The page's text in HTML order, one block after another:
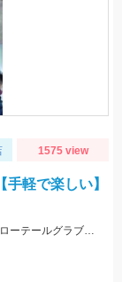
1575 view
軽で楽しい】
タケノコメバルをGET♪ヒットルアーはメバル職人ストローテールグラブとテトラワークスユラメキ☆